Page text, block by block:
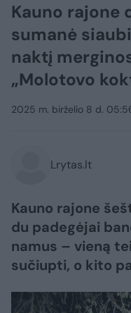
Kauno rajone
sumanė
naktį
„Molotovo
2025 m. birželio 8 d.
Lrytas.lt
Kauno rajone
du padegėjai
namus – vieną
sučiupti, o kito